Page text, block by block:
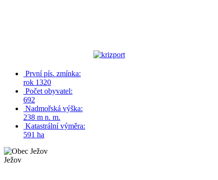
První pís. zmínka:
rok 1320
Počet obyvatel:
692
Nadmořská výška:
238 m n. m.
Katastrální výměra:
591 ha
Ježov